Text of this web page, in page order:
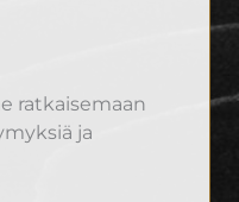
ratkaisemaan
ja